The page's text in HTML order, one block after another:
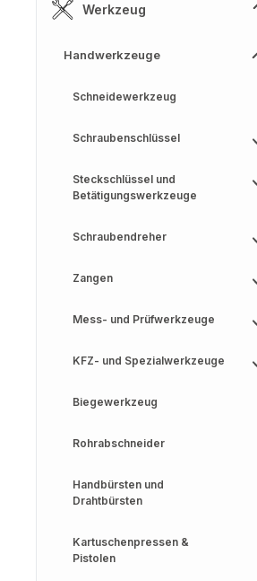
Werkzeug
Handwerkzeuge
Schneidewerkzeug
Schraubenschlüssel
Steckschlüssel und
Betätigungswerkzeuge
Schraubendreher
Zangen
Mess- und Prüfwerkzeuge
KFZ- und Spezialwerkzeuge
Biegewerkzeug
Rohrabschneider
Handbürsten und
Drahtbürsten
Kartuschenpressen &
Pistolen